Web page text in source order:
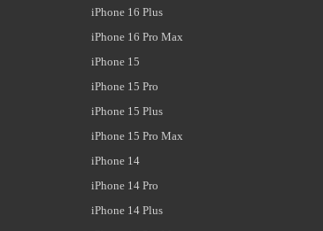
iPhone 16 Plus
iPhone 16 Pro Max
iPhone 15
iPhone 15 Pro
iPhone 15 Plus
iPhone 15 Pro Max
iPhone 14
iPhone 14 Pro
iPhone 14 Plus